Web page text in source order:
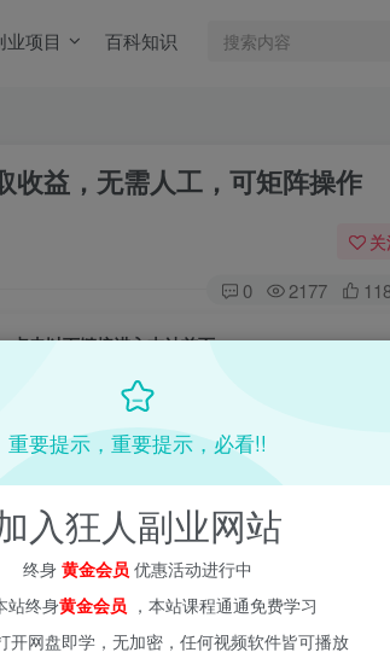
业项目 百科知识
收益，无需人工，可矩阵操作
0 2177
点击以下链接进入本站首页：
教程 - 狂人资源网
重要提示，重要提示，必看!!
入狂人副业网站
终身 黄金会员 优惠活动进行中
站终身黄金会员 ，本站课程通通免费学习
开网盘即学，无加密，任何视频软件皆可播放